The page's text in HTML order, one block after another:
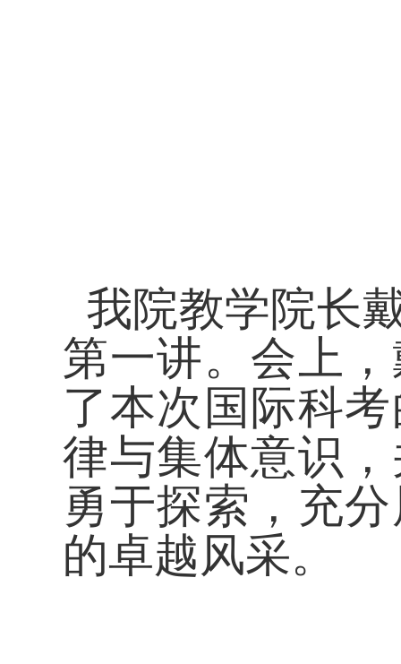
我院教学院长
第一讲。会上
了本次国际科
律与集体意识
勇于探索，充
的卓越风采。